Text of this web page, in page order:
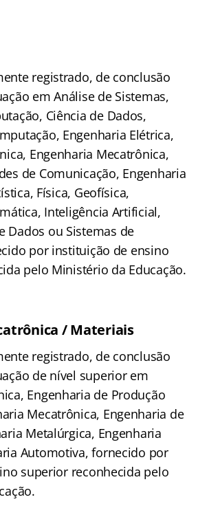
registrado, de conclusão
em Análise de Sistemas,
Ciência de Dados,
Engenharia Elétrica,
Engenharia Mecatrônica,
de Comunicação, Engenharia
Física, Geofísica,
Inteligência Artificial,
Dados ou Sistemas de
por instituição de ensino
pelo Ministério da Educação.
/ Materiais
registrado, de conclusão
de nível superior em
Engenharia de Produção
Mecatrônica, Engenharia de
Metalúrgica, Engenharia
Automotiva, fornecido por
superior reconhecida pelo